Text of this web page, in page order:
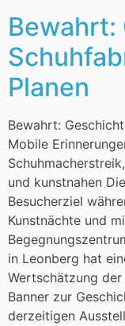
Bewahrt:
Planen
Bewahrt:
Mobile
und kunstnahen
Besucherziel
Kunstnächte und
in Leonberg hat
Wertschätzung
Banner zur
derzeitigen